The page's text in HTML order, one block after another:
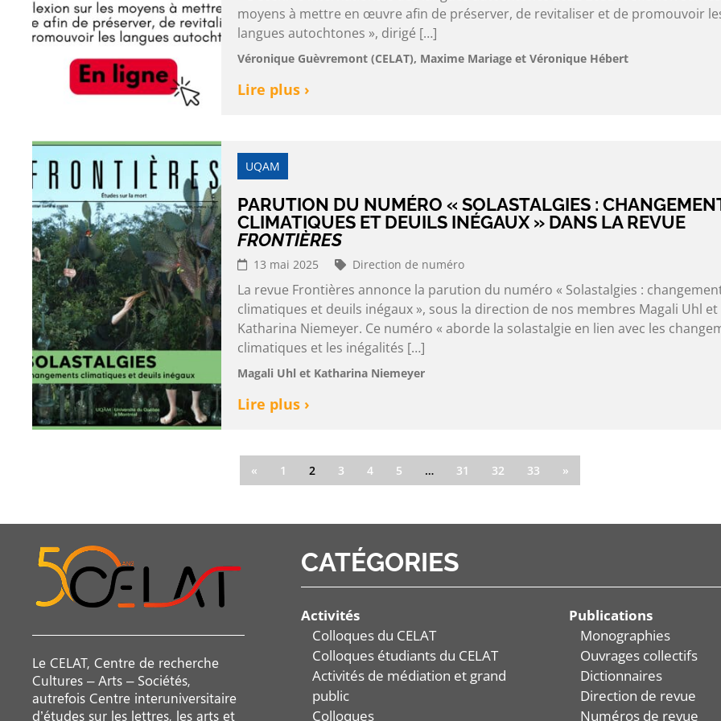
moyens à mettre en œuvre afin de préserver, de revitaliser et de promouvoir
langues autochtones », dirigé […]
Véronique Guèvremont (CELAT), Maxime Mariage et Véronique Hébert
Lire plus ›
UQAM
PARUTION DU NUMÉRO « SOLASTALGIES :
CLIMATIQUES ET DEUILS INÉGAUX » DANS LA REVUE
FRONTIÈRES
13 mai 2025 Direction de numéro
La revue Frontières annonce la parution du numéro « Solastalgies :
climatiques et deuils inégaux », sous la direction de nos membres Magali Uhl et
Katharina Niemeyer. Ce numéro « aborde la solastalgie en lien avec les
climatiques et les inégalités […]
Magali Uhl et Katharina Niemeyer
Lire plus ›
« 1 2 3 4 5 … 31 32 33 »
Le CELAT, Centre de recherche
Cultures – Arts – Sociétés,
autrefois Centre interuniversitaire
d’études sur les lettres, les arts et
CATÉGORIES
Activités
Colloques du CELAT
Colloques étudiants du CELAT
Activités de médiation et grand
public
Colloques
Publications
Monographies
Ouvrages collectifs
Dictionnaires
Direction de revue
Numéros de revue